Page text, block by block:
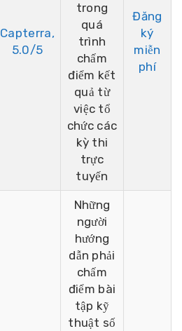
Capterra,
5.0/5
trong
quá
trình
chấm
điểm kết
quả từ
việc tổ
chức các
kỳ thi
trực
tuyến
Đăng
ký
miễn
phí
Những
người
hướng
dẫn phải
chấm
điểm bài
tập kỹ
thuật số